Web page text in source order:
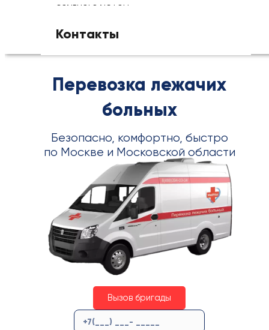
больного летом
Контакты
Перевозка лежачих
больных
Безопасно, комфортно, быстро
по Москве и Московской области
Вызов бригады